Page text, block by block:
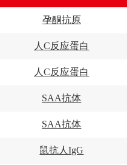
孕酮抗原
人C反应蛋白
人C反应蛋白
SAA抗体
SAA抗体
鼠抗人IgG